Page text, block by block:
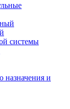
системы
назначения и